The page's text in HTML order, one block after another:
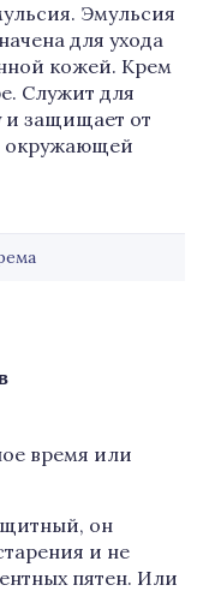
Эмульсия
для ухода
кожей. Крем
Служит для
и защищает от
окружающей
время или
он
и не
пятен. Или